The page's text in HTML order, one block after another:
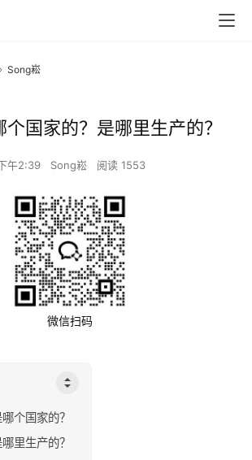
Song崧
国家的？是哪里生产的？
午2:39 Song崧 阅读 1553
微信扫码
个国家的？
里生产的？